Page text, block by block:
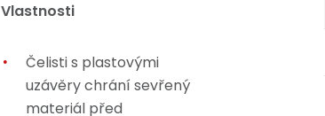
Vlastnosti
Čelisti s plastovými
uzávěry chrání sevřený
materiál před